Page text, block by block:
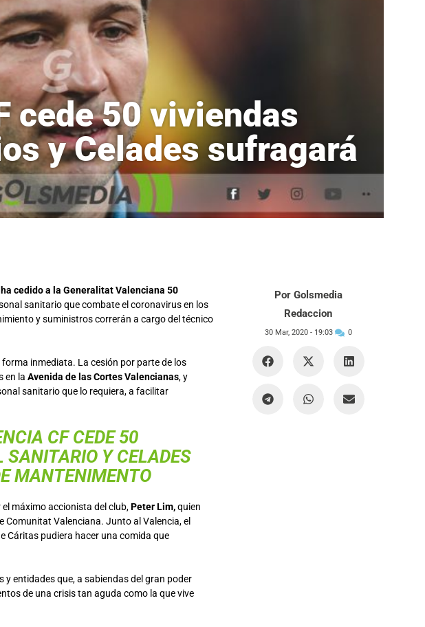
cede 50 viviendas
y Celades sufragará
cedido a la Generalitat Valenciana 50
sanitario que combate el coronavirus en los
y suministros correrán a cargo del técnico
inmediata. La cesión por parte de los
en la Avenida de las Cortes Valencianas, y
sanitario que lo requiera, a facilitar
CF CEDE 50
Y CELADES
MANTENIMENTO
máximo accionista del club,Peter Lim,quien
Comunitat Valenciana. Junto al Valencia, el
Cáritas pudiera hacer una comida que
entidades que, a sabiendas del gran poder
de una crisis tan aguda como la que vive
Por Golsmedia
Redaccion
30 Mar, 2020 - 19:03 0